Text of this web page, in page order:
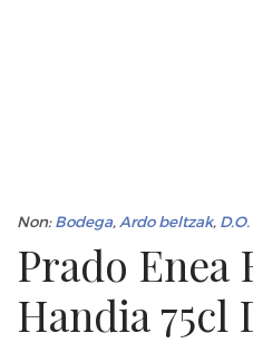
Non:Bodega, Ardo beltzak,
Prado Enea
Handia 75cl